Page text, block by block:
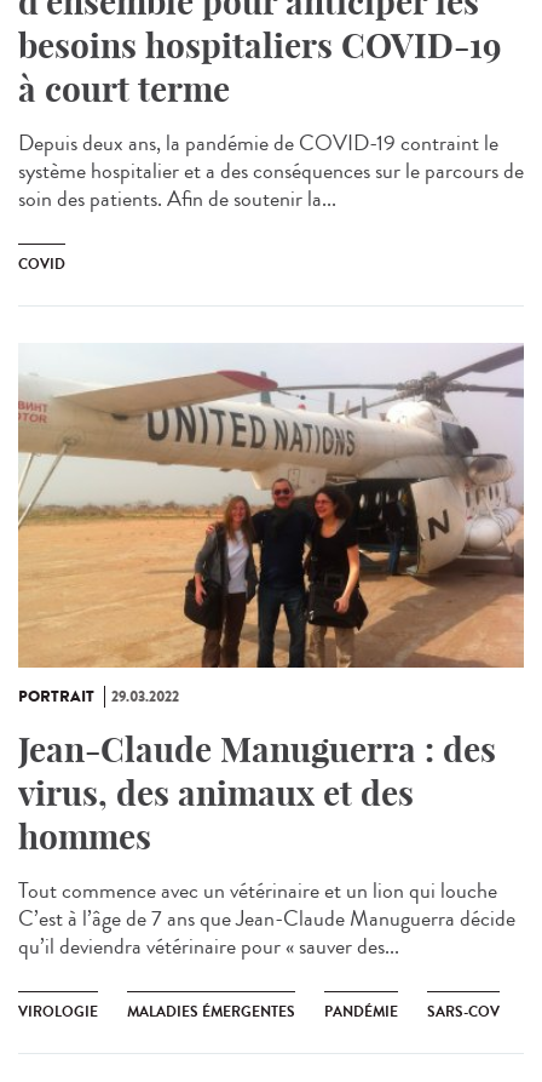
besoins hospitaliers COVID-19
à court terme
Depuis deux ans, la pandémie de COVID-19 contraint le
système hospitalier et a des conséquences sur le parcours de
soin des patients. Afin de soutenir la...
COVID
PORTRAIT 29.03.2022
Jean-Claude Manuguerra : des
virus, des animaux et des
hommes
Tout commence avec un vétérinaire et un lion qui louche
C’est à l’âge de 7 ans que Jean-Claude Manuguerra décide
qu’il deviendra vétérinaire pour « sauver des...
VIROLOGIE MALADIES ÉMERGENTES PANDÉMIE SARS-COV